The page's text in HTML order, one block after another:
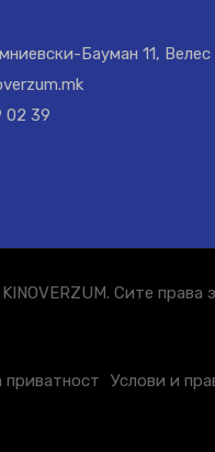
Бауман 11, Велес
02 39
Сите права
приватност Услови и